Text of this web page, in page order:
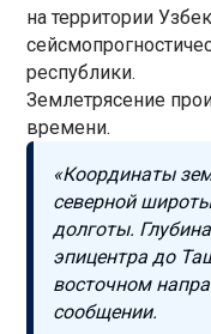
на территории
республики.
Землетрясение
времени.
«Координаты
северной
долготы.
эпицентра до
восточном
сообщении.